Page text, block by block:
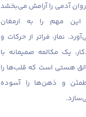
آدمی را آرامش می‌بخشد
این مهم را به ارمغان
نماز، فراتر از حرکات و
یک مکالمه صمیمانه با
هستی است که قلب‌ها را
و ذهن‌ها را آسوده